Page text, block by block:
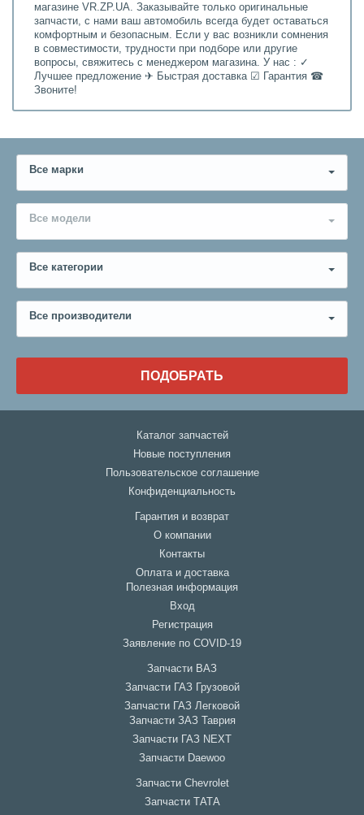
магазине VR.ZP.UA. Заказывайте только оригинальные
запчасти, с нами ваш автомобиль всегда будет оставаться
комфортным и безопасным. Если у вас возникли сомнения
в совместимости, трудности при подборе или другие
вопросы, свяжитесь с менеджером магазина. У нас : ✓
Лучшее предложение ✈ Быстрая доставка ☑ Гарантия ☎
Звоните!
Все марки
Все модели
Все категории
Все производители
ПОДОБРАТЬ
Каталог запчастей
Новые поступления
Пользовательское соглашение
Конфиденциальность
Гарантия и возврат
О компании
Контакты
Оплата и доставка
Полезная информация
Вход
Регистрация
Заявление по COVID-19
Запчасти ВАЗ
Запчасти ГАЗ Грузовой
Запчасти ГАЗ Легковой
Запчасти ЗАЗ Таврия
Запчасти ГАЗ NEXT
Запчасти Daewoo
Запчасти Chevrolet
Запчасти ТАТА